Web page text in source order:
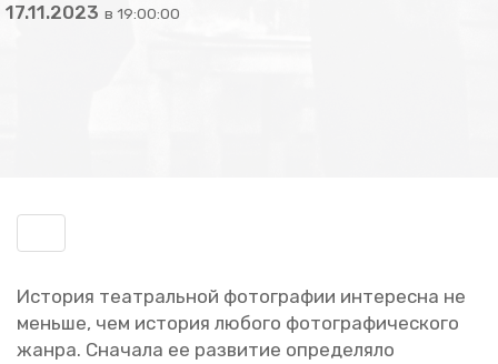
17.11.2023 в 19:00:00
Ис­то­рия те­ат­раль­ной фо­то­гра­фии ин­те­рес­на не
мень­ше, чем ис­то­рия лю­бо­го фо­то­гра­фи­че­ско­го
жанра. Сна­ча­ла ее раз­ви­тие опре­де­ля­ло